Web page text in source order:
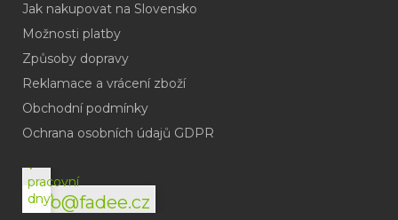
Jak nakupovat na Slovensko
Možnosti platby
Způsoby dopravy
Reklamace a vrácení zboží
Obchodní podmínky
Ochrana osobních údajů GDPR
info@fadee.cz
(odpověď
do
v
pracovní
dny)
(Po-